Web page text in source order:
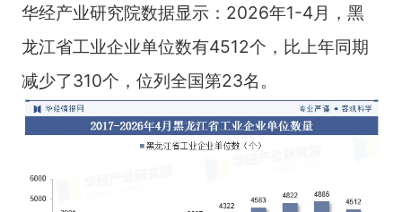
华经产业研究院数据显示：2026年1-4月，黑
龙江省工业企业单位数有4512个，比上年同期
减少了310个，位列全国第23名。